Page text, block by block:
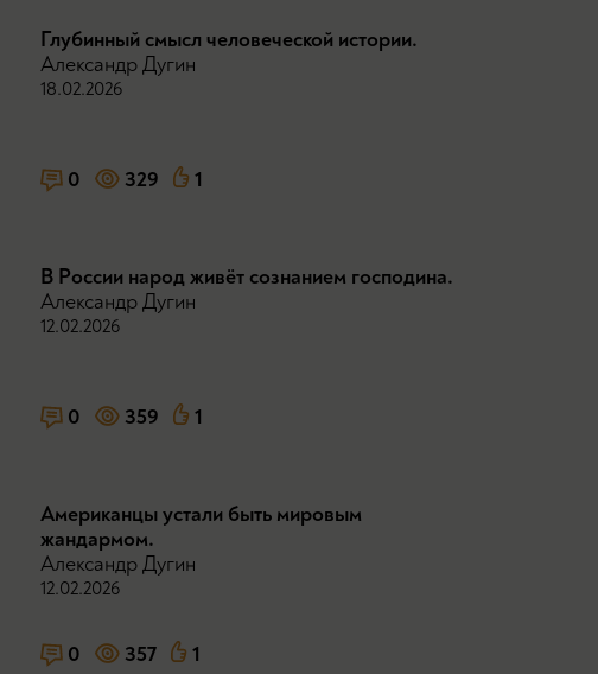
Глубинный смысл человеческой истории.
Александр Дугин
18.02.2026
0 329 1
В России народ живёт сознанием господина.
Александр Дугин
12.02.2026
0 359 1
Американцы устали быть мировым
жандармом.
Александр Дугин
12.02.2026
0 357 1